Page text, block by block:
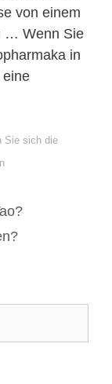
von einem
… Wenn Sie
in
eine
Sie sich die